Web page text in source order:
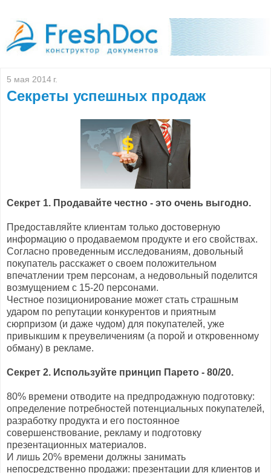
5 мая 2014 г.
Секреты успешных продаж
Секрет 1. Продавайте честно - это очень выгодно.
Предоставляйте клиентам только достоверную
информацию о продаваемом продукте и его свойствах.
Согласно проведенным исследованиям, довольный
покупатель расскажет о своем положительном
впечатлении трем персонам, а недовольный поделится
возмущением с 15-20 персонами.
Честное позиционирование может стать страшным
ударом по репутации конкурентов и приятным
сюрпризом (и даже чудом) для покупателей, уже
привыкшим к преувеличениям (а порой и откровенному
обману) в рекламе.
Секрет 2. Используйте принцип Парето - 80/20.
80% времени отводите на предпродажную подготовку:
определение потребностей потенциальных покупателей,
разработку продукта и его постоянное
совершенствование, рекламу и подготовку
презентационных материалов.
И лишь 20% времени должны занимать
непосредственно продажи: презентации для клиентов и